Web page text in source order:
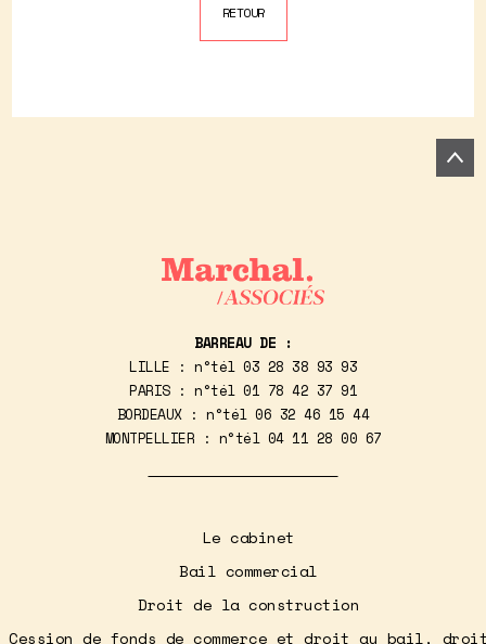
RETOUR
BARREAU DE :
LILLE : n°tél 03 28 38 93 93
PARIS : n°tél 01 78 42 37 91
BORDEAUX : n°tél06 32 46 15 44
MONTPELLIER : n°tél 04 11 28 00 67
Le cabinet
Bail commercial
Droit de la construction
Cession de fonds de commerce et droit au bail,